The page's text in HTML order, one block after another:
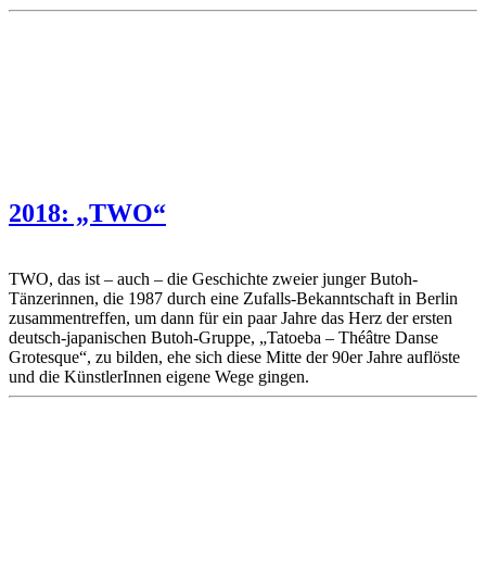
2018: „TWO“
TWO, das ist – auch – die Geschichte zweier junger Butoh-
Tänzerinnen, die 1987 durch eine Zufalls-Bekanntschaft in Berlin
zusammentreffen, um dann für ein paar Jahre das Herz der ersten
deutsch-japanischen Butoh-Gruppe, „Tatoeba – Théâtre Danse
Grotesque“, zu bilden, ehe sich diese Mitte der 90er Jahre auflöste
und die KünstlerInnen eigene Wege gingen.